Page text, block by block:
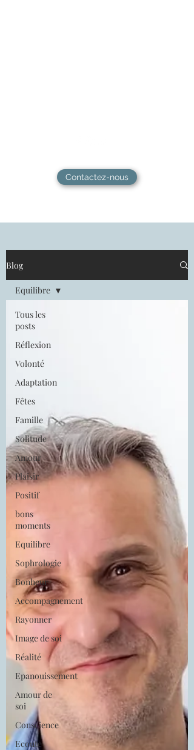
Contactez-nous
Blog
Tous les
posts
Réflexion
Volonté
Adaptation
Fêtes
Famille
Solitude
Amour
Plaisir
Positif
bons
moments
Equilibre
Sophrologie
Bonheur
Accompagnement
Rayonner
Image de soi
Réalité
Epanouissement
Amour de
soi
Conscience
Ecoute
Equilibre